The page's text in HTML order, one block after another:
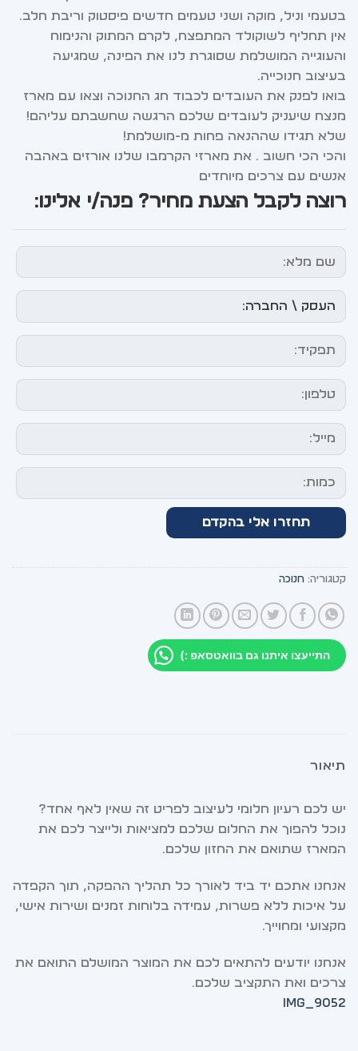
בטעמי וניל, מוקה ושני טעמים חדשים פיסטוק וריבת חלב.
אין תחליף לשוקולד המתפצח, לקרם המתוק והנימוח
והעוגייה המושלמת שסוגרת לנו את הפינה, שמגיעה
בעיצוב חנוכייה.
בואו לפנק את העובדים לכבוד חג החנוכה וצאו עם מארז
מנצח שיעניק לעובדים שלכם הרגשה שחשבתם עליהם!
שלא תגידו שההנאה פחות מ-מושלמת!
והכי הכי חשוב … את מארזי הקרמבו שלנו אורזים באהבה
אנשים עם צרכים מיוחדים
רוצה לקבל הצעת מחיר? פנה/י אלינו:
קטגוריה: חנוכה
התייעצו איתנו גם בוואטסאפ :)
תיאור
יש לכם רעיון חלומי לעיצוב לפריט זה שאין לאף אחד?
נוכל להפוך את החלום שלכם למציאות ולייצר לכם את
המארז שתואם את החזון שלכם.
אנחנו אתכם יד ביד לאורך כל תהליך ההפקה, תוך הקפדה
על איכות ללא פשרות, עמידה בלוחות זמנים ושירות אישי,
מקצועי ומחוייך.
אנחנו יודעים להתאים לכם את המוצר המושלם התואם את
צרכים ואת התקציב שלכם.
IMG_9052